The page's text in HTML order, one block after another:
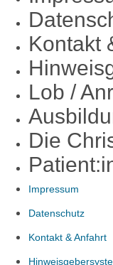
Kontakt
Lob /
Die
Impressum
Datenschutz
Kontakt & Anfahrt